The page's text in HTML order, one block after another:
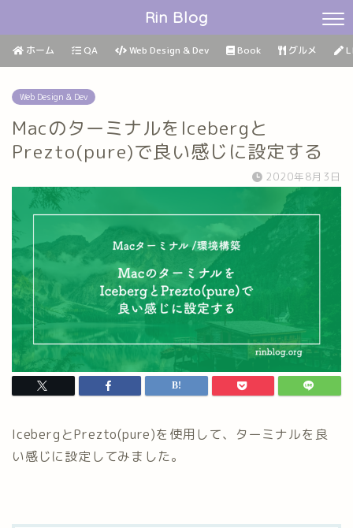
Rin Blog
ホーム QA Web Design & Dev Book グルメ
Web Design & Dev
MacのターミナルをIcebergと
Prezto(pure)で良い感じに設定する
2020年8月3日
IcebergとPrezto(pure)を使用して、ターミナルを良
い感じに設定してみました。